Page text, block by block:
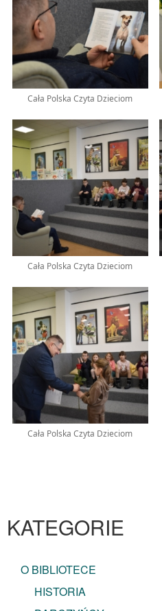
Cała Polska Czyta Dzieciom
Cała Polska Czyta Dzieciom
Cała Polska Czyta Dzieciom
KATEGORIE
O BIBLIOTECE
HISTORIA